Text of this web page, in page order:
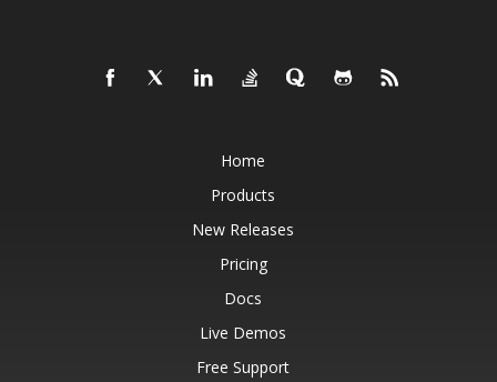
Home
Products
New Releases
Pricing
Docs
Live Demos
Free Support